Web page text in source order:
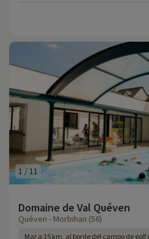
1/11
Domaine de Val Quéven
Quéven - Morbihan (56)
Mar a 15 km, al borde del campo de golf